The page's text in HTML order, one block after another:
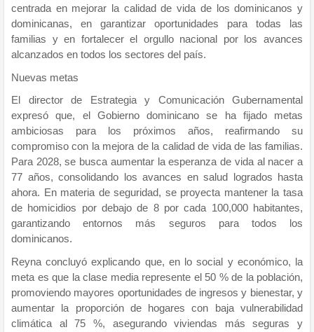
centrada en mejorar la calidad de vida de los dominicanos y
dominicanas, en garantizar oportunidades para todas las
familias y en fortalecer el orgullo nacional por los avances
alcanzados en todos los sectores del país.
Nuevas metas
El director de Estrategia y Comunicación Gubernamental
expresó que, el Gobierno dominicano se ha fijado metas
ambiciosas para los próximos años, reafirmando su
compromiso con la mejora de la calidad de vida de las familias.
Para 2028, se busca aumentar la esperanza de vida al nacer a
77 años, consolidando los avances en salud logrados hasta
ahora. En materia de seguridad, se proyecta mantener la tasa
de homicidios por debajo de 8 por cada 100,000 habitantes,
garantizando entornos más seguros para todos los
dominicanos.
Reyna concluyó explicando que, en lo social y económico, la
meta es que la clase media represente el 50 % de la población,
promoviendo mayores oportunidades de ingresos y bienestar, y
aumentar la proporción de hogares con baja vulnerabilidad
climática al 75 %, asegurando viviendas más seguras y